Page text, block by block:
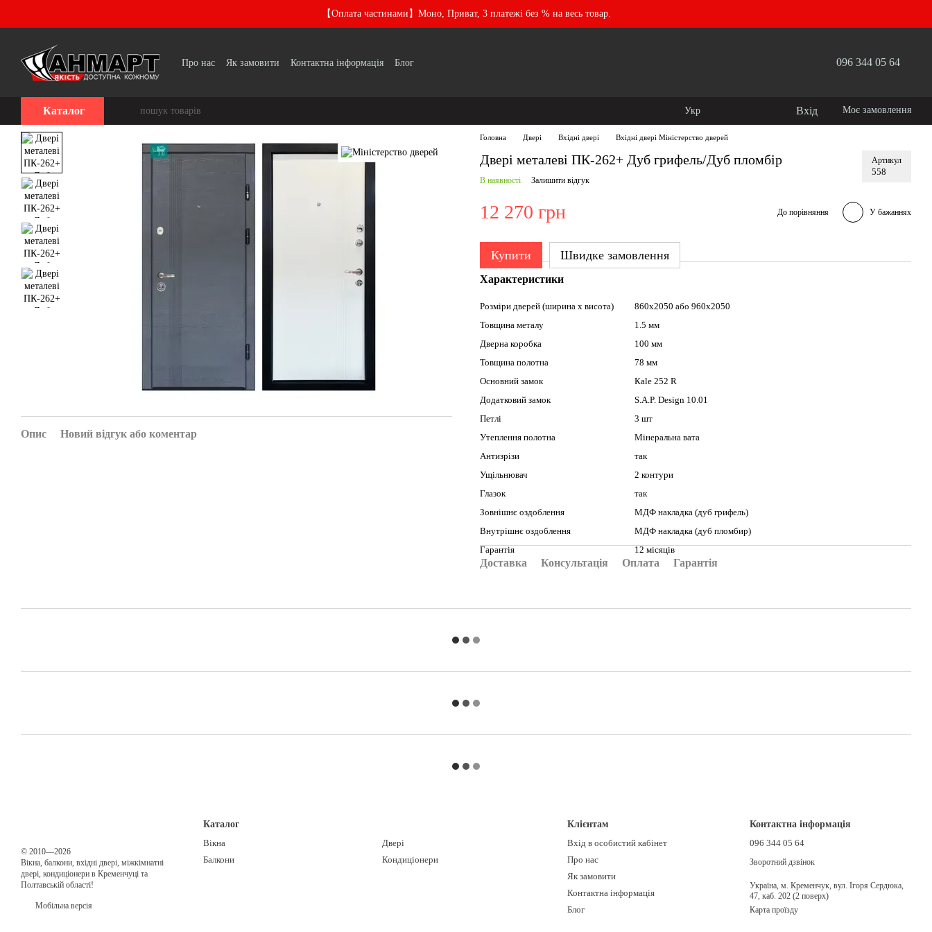
【Оплата частинами】Моно, Приват, 3 платежі без % на весь товар.
Про нас Як замовити Контактна інформація Блог 096 344 05 64
Каталог Укр Вхід Моє замовлення
Опис Новий відгук або коментар
Головна Двері Вхідні двері Вхідні двері Міністерство дверей
Двері металеві ПК-262+ Дуб грифель/Дуб пломбір Артикул
558
В наявності Залишити відгук
12 270 грн До порівняння У бажаннях
Купити Швидке замовлення
Характеристики
Розміри дверей (ширина х висота)
860х2050 або 960х2050
Товщина металу
1.5 мм
Дверна коробка
100 мм
Товщина полотна
78 мм
Основний замок
Кale 252 R
Додатковий замок
S.A.P. Design 10.01
Петлі
3 шт
Утеплення полотна
Mінeрaльнa вaтa
Антизрізи
так
Ущільнювач
2 контури
Глазок
так
Зовнішнє оздоблення
МДФ накладка (дуб грифель)
Внутрішнє оздоблення
МДФ накладка (дуб пломбир)
Гарантія
12 місяців
Доставка Консультація Оплата Гарантія
© 2010—2026
Вікна, балкони, вхідні двері, міжкімнатні
двері, кондиціонери в Кременчуці та
Полтавській області!
Мобільна версія
Каталог
Вікна
Балкони
Двері
Кондиціонери
Клієнтам
Вхід в особистий кабінет
Про нас
Як замовити
Контактна інформація
Блог
Контактна інформація
096 344 05 64
Зворотний дзвінок
Україна, м. Кременчук, вул. Ігоря Сердюка,
47, каб. 202 (2 поверх)
Карта проїзду